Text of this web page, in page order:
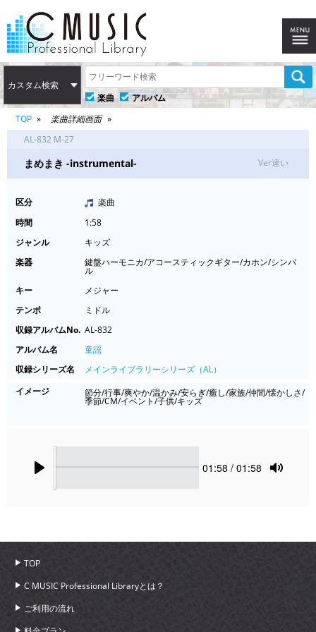
カスタム検索
楽曲
アルバム
TOP
楽曲詳細画面
AL-832 M-27
まめまき -instrumental- Ver違い
区分
楽曲
時間
1:58
ジャンル
キッズ
楽器
鍵盤ハーモニカ/アコースティックギター/カホン/シンバ
ル
キー
メジャー
テンポ
ミドル
収録アルバムNo. AL-832
アルバム名
童謡
収録シリーズ名
メインライブラリーシリーズ（AL）
イメージ
節分/行事/爽やか/温かみ/安らぎ/癒し/家族/仲間/懐かしさ/
季節/CM/イベント/子供/キッズ
Current
01:58 / 01:58
TOP
C MUSIC Professional Libraryとは？
ご利用の流れ